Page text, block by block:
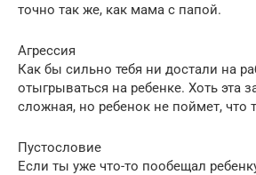
точно так же, как мама с папой.
Агрессия
Как бы сильно тебя ни достали на
отыгрываться на ребенке. Хоть эта
сложная, но ребенок не поймет, что
Пустословие
Если ты уже что-то пообещал